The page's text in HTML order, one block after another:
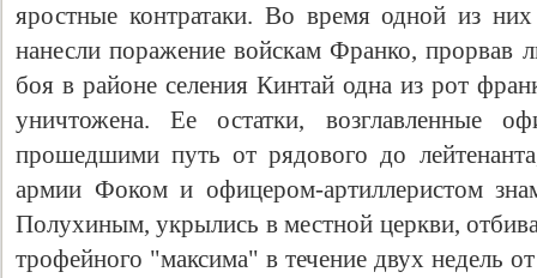
яростные контратаки. Во время одной из
нанесли поражение войскам Франко, прорвав
боя в районе селения Кинтай одна из рот
уничтожена. Ее остатки, возглавленные
прошедшими путь от рядового до
армии Фоком и офицером-артиллеристом
Полухиным, укрылись в местной церкви,
трофейного "максима" в течение двух недель